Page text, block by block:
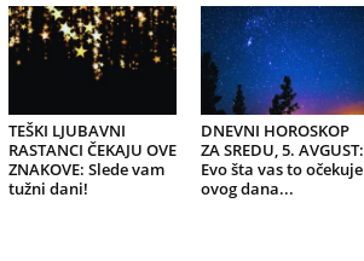
TEŠKI LJUBAVNI
RASTANCI ČEKAJU OVE
ZNAKOVE: Slede vam
tužni dani!
DNEVNI HOROSKOP
ZA SREDU, 5. AVGUST:
Evo šta vas to očekuje
ovog dana...